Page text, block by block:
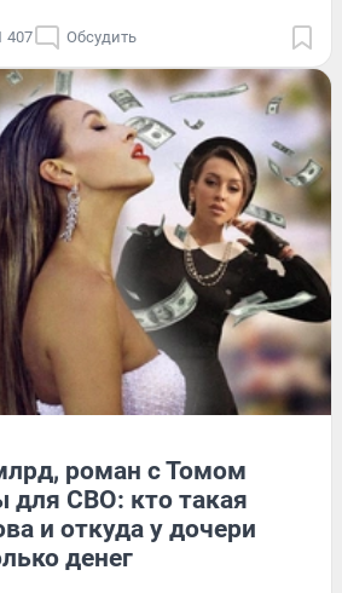
407 Обсудить
роман с Томом
для СВО: кто такая
и откуда у дочери
денег